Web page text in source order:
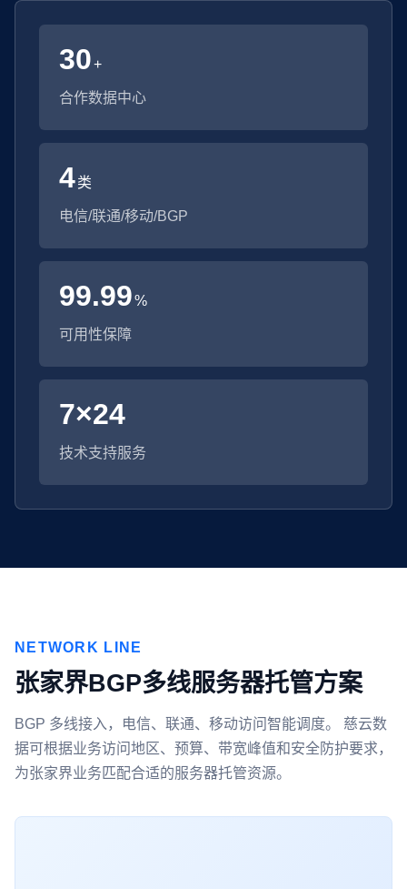
30+
合作数据中心
4类
电信/联通/移动/BGP
99.99%
可用性保障
7×24
技术支持服务
NETWORK LINE
张家界BGP多线服务器托管方案
BGP 多线接入，电信、联通、移动访问智能调度。 慈云数
据可根据业务访问地区、预算、带宽峰值和安全防护要求，
为张家界业务匹配合适的服务器托管资源。